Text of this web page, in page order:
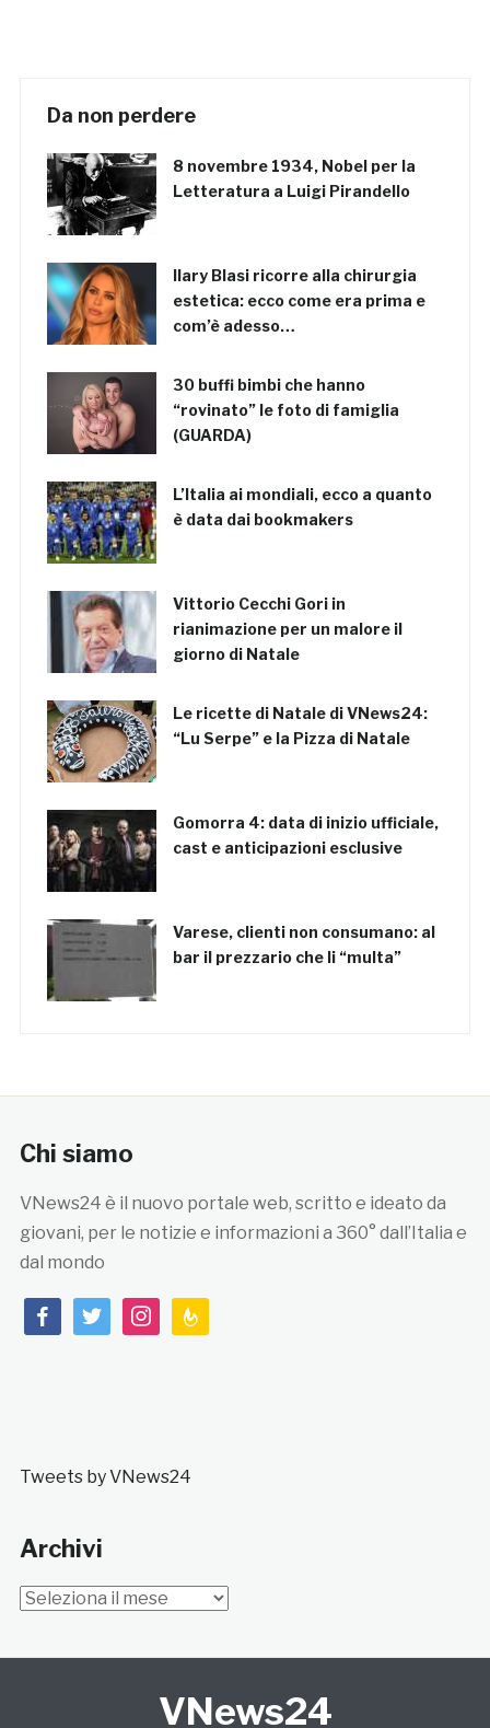
Da non perdere
8 novembre 1934, Nobel per la
Letteratura a Luigi Pirandello
Ilary Blasi ricorre alla chirurgia
estetica: ecco come era prima e
com’è adesso…
30 buffi bimbi che hanno
“rovinato” le foto di famiglia
(GUARDA)
L’Italia ai mondiali, ecco a quanto
è data dai bookmakers
Vittorio Cecchi Gori in
rianimazione per un malore il
giorno di Natale
Le ricette di Natale di VNews24:
“Lu Serpe” e la Pizza di Natale
Gomorra 4: data di inizio ufficiale,
cast e anticipazioni esclusive
Varese, clienti non consumano: al
bar il prezzario che li “multa”
Chi siamo
VNews24 è il nuovo portale web, scritto e ideato da
giovani, per le notizie e informazioni a 360° dall’Italia e
dal mondo
facebooktwitterinstagramfeedburner
Tweets by VNews24
Archivi
Archivi
VNews24